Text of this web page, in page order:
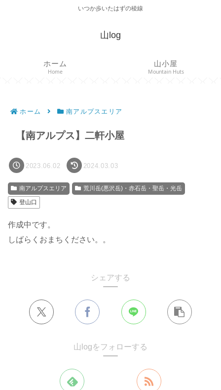
いつか歩いたはずの稜線
山log
ホーム
Home
山小屋
Mountain Huts
ホーム 南アルプスエリア
【南アルプス】二軒小屋
2023.06.02 2024.03.03
南アルプスエリア
荒川岳(悪沢岳)・赤石岳・聖岳・光岳
登山口
作成中です。
しばらくおまちください。。
シェアする
山logをフォローする